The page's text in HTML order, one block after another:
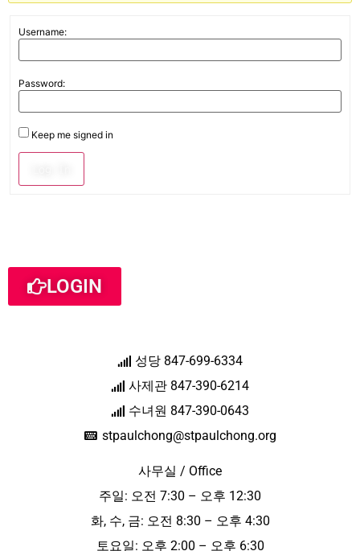
Username:
Password:
Keep me signed in
LOGIN
성당 847-699-6334
사제관 847-390-6214
수녀원 847-390-0643
stpaulchong@stpaulchong.org
사무실 / Office
주일: 오전 7:30 – 오후 12:30
화, 수, 금: 오전 8:30 – 오후 4:30
토요일: 오후 2:00 – 오후 6:30